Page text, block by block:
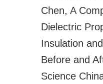
Chen, A
Dielectric
Insulation
Before and
Science